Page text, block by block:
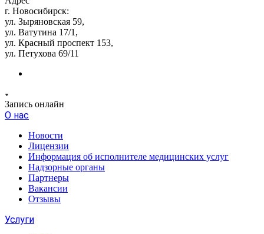
г. Новосибирск:
ул. Зыряновская 59,
ул. Ватутина 17/1,
ул. Красный проспект 153,
ул. Петухова 69/11
Запись онлайн
О нас
Новости
Лицензии
Информация об исполнителе медицинских услуг
Надзорные органы
Партнеры
Вакансии
Отзывы
Услуги